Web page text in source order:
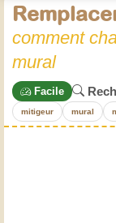
comment
mural
Facile
mitigeur mural